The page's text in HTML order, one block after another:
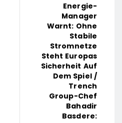
Energie-
Manager
Warnt: Ohne
Stabile
Stromnetze
Steht Europas
Sicherheit Auf
Dem Spiel /
Trench
Group-Chef
Bahadir
Basdere: